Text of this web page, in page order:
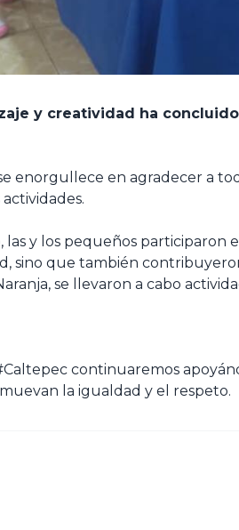
y creatividad ha
enorgullece en agradecer a
y los pequeños participaron
sino que también
se llevaron a cabo
continuaremos
la igualdad y el respeto.